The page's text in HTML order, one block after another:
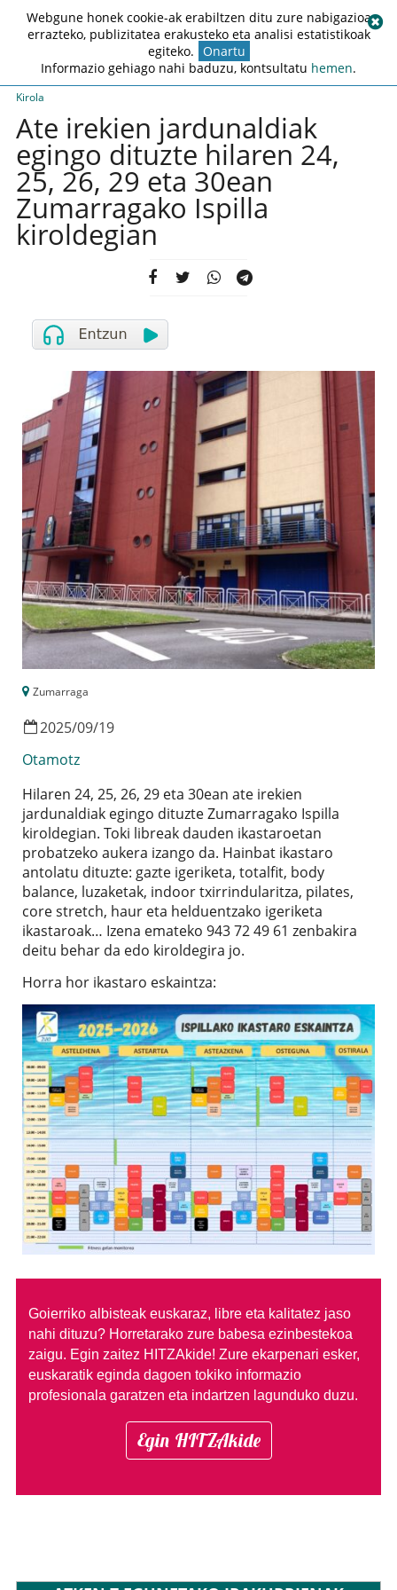
Kirola
Ate irekien jardunaldiak
egingo dituzte hilaren 24,
25, 26, 29 eta 30ean
Zumarragako Ispilla
kiroldegian
Zumarraga
2025/09/19
Otamotz
Hilaren 24, 25, 26, 29 eta 30ean ate irekien
jardunaldiak egingo dituzte Zumarragako Ispilla
kiroldegian. Toki libreak dauden ikastaroetan
probatzeko aukera izango da. Hainbat ikastaro
antolatu dituzte: gazte igeriketa, totalfit, body
balance, luzaketak, indoor txirrindularitza, pilates,
core stretch, haur eta helduentzako igeriketa
ikastaroak… Izena emateko 943 72 49 61 zenbakira
deitu behar da edo kiroldegira jo.
Horra hor ikastaro eskaintza:
Goierriko albisteak euskaraz, libre eta kalitatez jaso
nahi dituzu? Horretarako zure babesa ezinbestekoa
zaigu. Egin zaitez HITZAkide! Zure ekarpenari esker,
euskaratik eginda dagoen tokiko informazio
profesionala garatzen eta indartzen lagunduko duzu.
Egin HITZAkide
Webgune honek cookie-ak erabiltzen ditu zure nabigazioa
errazteko, publizitatea erakusteko eta analisi estatistikoak
egiteko. Onartu
Informazio gehiago nahi baduzu, kontsultatu hemen.